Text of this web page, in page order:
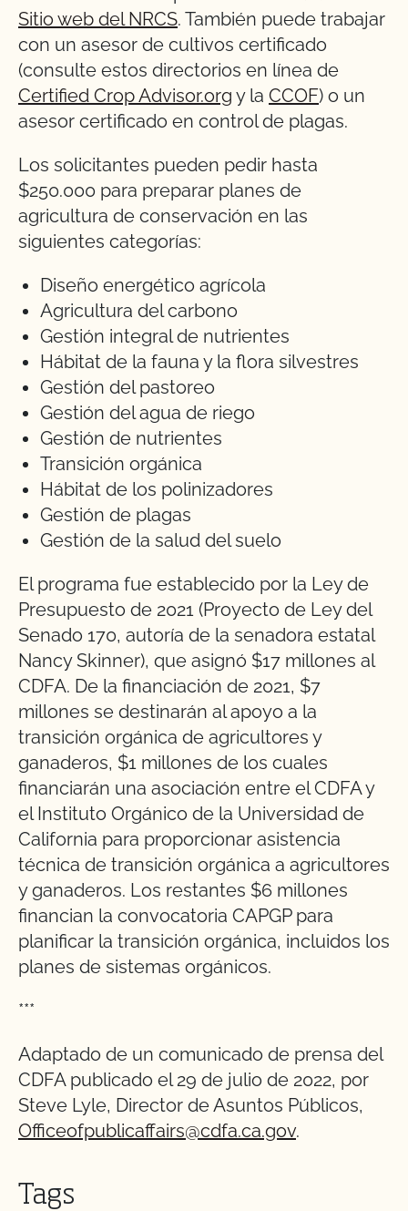
Sitio web del NRCS. También puede trabajar
con un asesor de cultivos certificado
(consulte estos directorios en línea de
Certified Crop Advisor.org y la CCOF) o un
asesor certificado en control de plagas.
Los solicitantes pueden pedir hasta
$250.000 para preparar planes de
agricultura de conservación en las
siguientes categorías:
Diseño energético agrícola
Agricultura del carbono
Gestión integral de nutrientes
Hábitat de la fauna y la flora silvestres
Gestión del pastoreo
Gestión del agua de riego
Gestión de nutrientes
Transición orgánica
Hábitat de los polinizadores
Gestión de plagas
Gestión de la salud del suelo
El programa fue establecido por la Ley de
Presupuesto de 2021 (Proyecto de Ley del
Senado 170, autoría de la senadora estatal
Nancy Skinner), que asignó $17 millones al
CDFA. De la financiación de 2021, $7
millones se destinarán al apoyo a la
transición orgánica de agricultores y
ganaderos, $1 millones de los cuales
financiarán una asociación entre el CDFA y
el Instituto Orgánico de la Universidad de
California para proporcionar asistencia
técnica de transición orgánica a agricultores
y ganaderos. Los restantes $6 millones
financian la convocatoria CAPGP para
planificar la transición orgánica, incluidos los
planes de sistemas orgánicos.
***
Adaptado de un comunicado de prensa del
CDFA publicado el 29 de julio de 2022, por
Steve Lyle, Director de Asuntos Públicos,
Officeofpublicaffairs@cdfa.ca.gov.
Tags